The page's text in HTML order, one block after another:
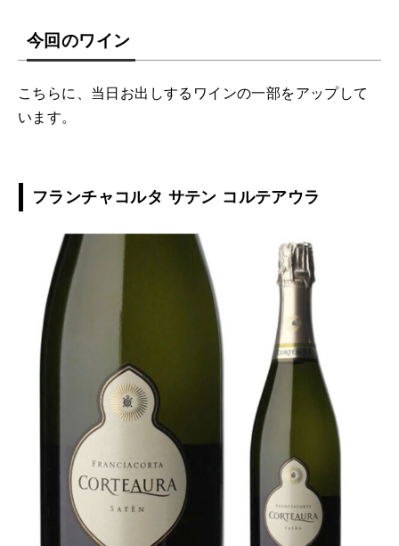
今回のワイン
こちらに、当日お出しするワインの一部をアップして
います。
フランチャコルタ サテン コルテアウラ